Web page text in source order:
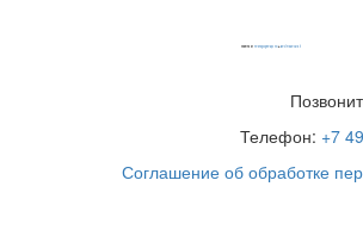
Powered by embedgooglemaps EN & iamsterdamcard.it
Телефон: +7
Соглашение об обработке